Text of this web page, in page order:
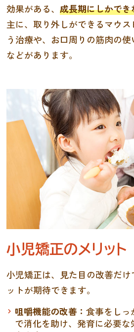
効果がある、 成長期にしかで
主に、取り外しができるマウ
う治療や、お口周りの筋肉の
などがあります。
小児矯正のメリット
小児矯正は、見た目の改善だけ
ットが期待できます。
咀嚼機能の改善：食事をしっ
で消化を助け、発育に必要